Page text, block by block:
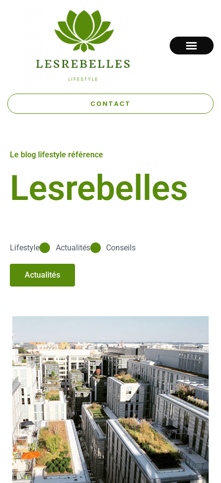
CONTACT
Le blog lifestyle référence
Lesrebelles
Lifestyle Actualités Conseils
Actualités